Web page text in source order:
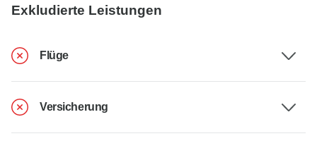
Exkludierte Leistungen
Flüge
Versicherung